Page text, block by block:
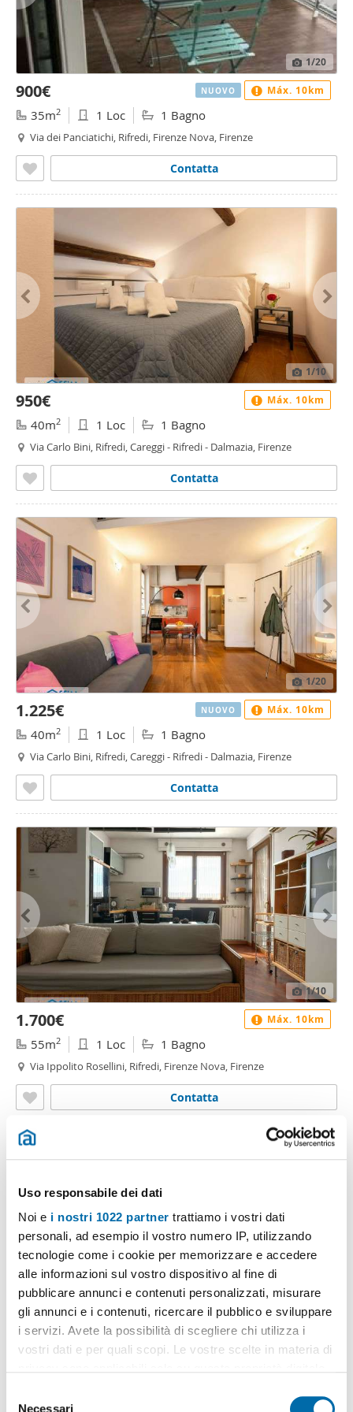
Uso responsabile dei dati
Noi e i nostri 1022 partner trattiamo i vostri dati
personali, ad esempio il vostro numero IP, utilizzando
tecnologie come i cookie per memorizzare e accedere
alle informazioni sul vostro dispositivo al fine di
pubblicare annunci e contenuti personalizzati, misurare
gli annunci e i contenuti, ricercare il pubblico e sviluppare
i servizi. Avete la possibilità di scegliere chi utilizza i
vostri dati e per quali scopi. Le vostre scelte in materia di
modificare o revocare il proprio consenso in qualsiasi
Necessari
1/20
900€
35m2 1 Loc 1 Bagno
Via dei Panciatichi, Rifredi, Firenze Nova, Firenze
Contatta
NUOVO Máx. 10km
1/10
950€
40m2 1 Loc 1 Bagno
Via Carlo Bini, Rifredi, Careggi - Rifredi - Dalmazia, Firenze
Contatta
Máx. 10km
1/20
1.225€
40m2 1 Loc 1 Bagno
Via Carlo Bini, Rifredi, Careggi - Rifredi - Dalmazia, Firenze
Contatta
NUOVO Máx. 10km
1/10
1.700€
55m2 1 Loc 1 Bagno
Via Ippolito Rosellini, Rifredi, Firenze Nova, Firenze
Contatta
Máx. 10km
1/6
1.000€
47m2 1 Loc 1 Bagno
Máx. 10km